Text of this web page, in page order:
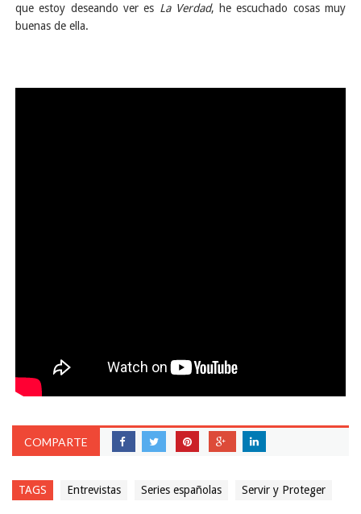
que estoy deseando ver es La Verdad, he escuchado cosas muy
buenas de ella.
COMPARTE
TAGS Entrevistas Series españolas Servir y Proteger